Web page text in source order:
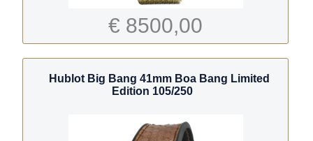
€ 8500,00
Hublot Big Bang 41mm Boa Bang Limited
Edition 105/250